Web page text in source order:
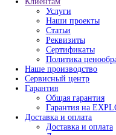
-
- Наборы
-
Приборы для
-
-
-
-
покрытий